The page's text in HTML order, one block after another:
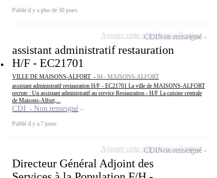
Publié il y a plus de 30 jours
assistant administratif restauration
H/F - EC21701
VILLE DE MAISONS-ALFORT - 94 - MAISONS-ALFORT
assistant administratif restauration H/F - EC21701 La ville de MAISONS-ALFORT
recrute : Un assistant administratif au service Restauration - H/F La cuisine centrale
de Maisons-Alfort,...
CDI - Non renseigné
Publié il y a 7 jours
CDINon renseigné
Ajouter cette offre à ma sélection
Directeur Général Adjoint des
CDINon renseigné
Ajouter cette offre à ma sélection